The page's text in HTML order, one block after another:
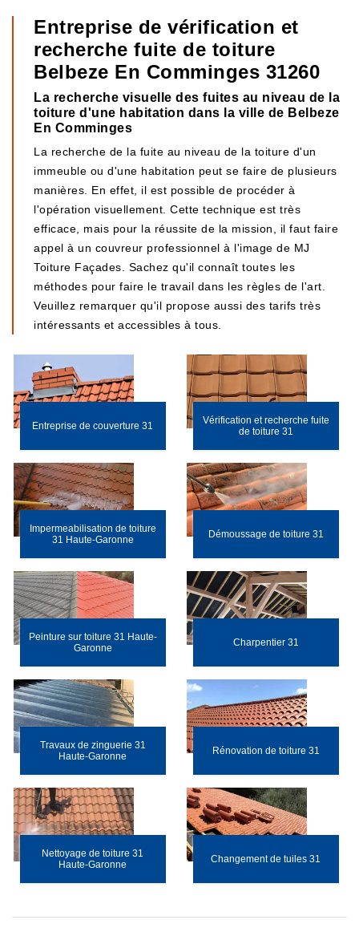
Entreprise de vérification et
recherche fuite de toiture
Belbeze En Comminges 31260
La recherche visuelle des fuites au niveau de la
toiture d'une habitation dans la ville de Belbeze
En Comminges
La recherche de la fuite au niveau de la toiture d'un
immeuble ou d'une habitation peut se faire de plusieurs
manières. En effet, il est possible de procéder à
l'opération visuellement. Cette technique est très
efficace, mais pour la réussite de la mission, il faut faire
appel à un couvreur professionnel à l'image de MJ
Toiture Façades. Sachez qu'il connaît toutes les
méthodes pour faire le travail dans les règles de l'art.
Veuillez remarquer qu'il propose aussi des tarifs très
intéressants et accessibles à tous.
Entreprise de couverture 31
Vérification et recherche fuite
de toiture 31
Impermeabilisation de toiture
31 Haute-Garonne
Démoussage de toiture 31
Peinture sur toiture 31 Haute-
Garonne
Charpentier 31
Travaux de zinguerie 31
Haute-Garonne
Rénovation de toiture 31
Nettoyage de toiture 31
Haute-Garonne
Changement de tuiles 31